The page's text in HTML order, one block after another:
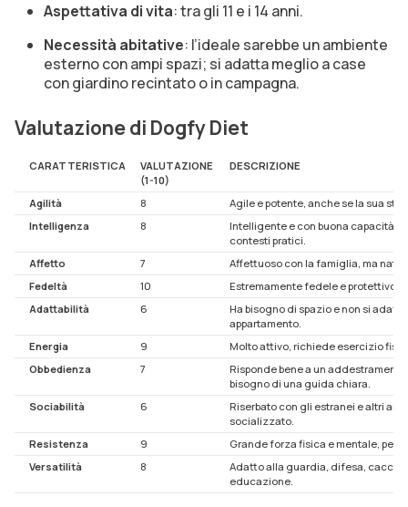
Aspettativa di vita: tra gli 11 e i 14 anni.
Necessità abitative: l’ideale sarebbe un ambiente
esterno con ampi spazi; si adatta meglio a case
con giardino recintato o in campagna.
Valutazione di Dogfy Diet
CARATTERISTICA
VALUTAZIONE
(1-10)
DESCRIZIONE
Agilità 8
Agile e potente, anche se la sua
Intelligenza
8
Intelligente e con buona capacità
contesti pratici.
Affetto
7
Affettuoso con la famiglia, ma
Fedeltà
10
Estremamente fedele e protettivo
Adattabilità
6
Ha bisogno di spazio e non si
appartamento.
Energia
9
Molto attivo, richiede esercizio
Obbedienza
7
Risponde bene a un
bisogno di una guida chiara.
Sociabilità
6
Riserbato con gli estranei e altri
socializzato.
Resistenza
9
Grande forza fisica e mentale,
Versatilità
8
Adatto alla guardia, difesa, caccia
educazione.